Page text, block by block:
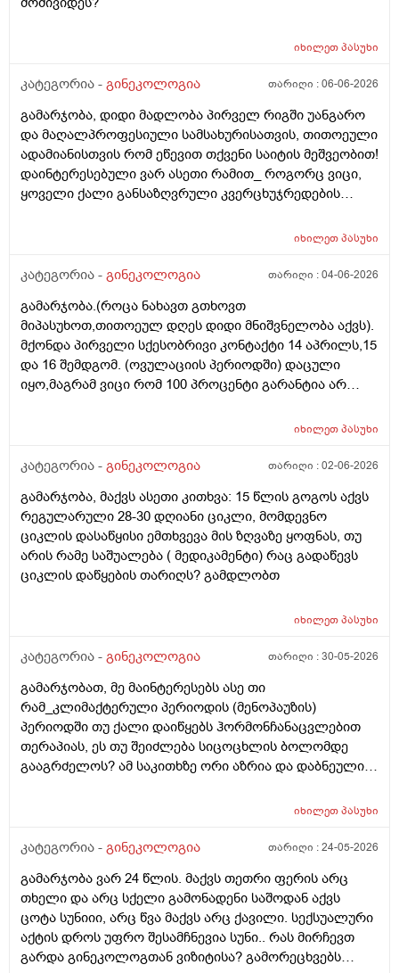
იხილეთპასუხი
კატეგორია - გინეკოლოგია თარიღი :06-06-2026
გამარჯობა, დიდი მადლობა პირველ რიგში უანგარო
და მაღალპროფესიული სამსახურისათვის, თითოეული
ადამიანისთვის რომ ეწევით თქვენი საიტის მეშვეობით!
დაინტერესებული ვარ ასეთი რამით_ როგორც ვიცი,
ყოველი ქალი განსაზღვრული კვერცხუჯრედების
თითოელისთვის, ეს რიცხვი ინდივიდუალურია? რაზეა
(ჩვილობიდან) რომელ პროცესებზე? ქალის
რომ დავუშვათ, ზოგიერთ ქალბატონს მეტი
რაოდენობა აქვთ მათ ორგანიზმში
კვერცხუჯრედებისა, დაბადების პროცესიდან და ზოგს
კი მცირე? მადლობთ!
იხილეთპასუხი
კატეგორია - გინეკოლოგია თარიღი :04-06-2026
გამარჯობა.(როცა ნახავთ გთხოვთ
მიპასუხოთ,თითოეულ დღეს დიდი მნიშვნელობა აქვს).
მქონდა პირველი სქესობრივი კონტაქტი 14 აპრილს,15
და 16 შემდგომ. (ოვულაციის პერიოდში) დაცული
იყო,მაგრამ ვიცი რომ 100 პროცენტი გარანტია არ
ვფოქრობ რადგანაც Implantation bleeding არსებობს და
ჩვეულებრივ 3-4 დღე,მაგრამ ადრე
მალევე ვირუსი შემხვდა,სიცხე,გულისრევის
შეგრძნებაც მქონდა. მალევე გავიკეთე
ტესტი,უარყოფითი იყო. ეგ უცნაური შეგრძნება
რამოდენიმე დღე მქონდა. ახლა მენტრუაციას
ველოდები,მაგრამ არ მომივიდა,შუალედი 28-32 დღე
მოქმედებსო,2 კვირის წინ სხვა ქალაქში გავემგვაზრე
გავიკეთე ისევ უარყოფითია. შემდეგი 1 კვირის
განმავლობაში ვერ ვახერხებ მისვლას ექიმთან. არის
რაიმე შანსი ფეხმძიმობის? აზრი აქვს განმეორებით
ტესტს? მენტრუაცია რეგულარული მქონდა ხოლმე28-
30 დღე შუალედი.
იხილეთპასუხი
კატეგორია - გინეკოლოგია თარიღი :02-06-2026
გამარჯობა, მაქვს ასეთი კითხვა: 15 წლის გოგოს აქვს
რეგულარული 28-30 დღიანი ციკლი, მომდევნო
ციკლის დასაწყისი ემთხვევა მის ზღვაზე ყოფნას, თუ
არის რამე საშუალება ( მედიკამენტი) რაც გადაწევს
ციკლის დაწყების თარიღს? გამდლობთ
იხილეთპასუხი
კატეგორია - გინეკოლოგია თარიღი :30-05-2026
გამარჯობათ, მე მაინტერესებს ასე თი
რამ_კლიმაქტერული პერიოდის (მენოპაუზის)
პერიოდში თუ ქალი დაიწყებს ჰორმონჩანაცვლებით
თერაპიას, ეს თუ შეიძლება სიცოცხლის ბოლომდე
გააგრძელოს? ამ საკითხზე ორი აზრია და დაბნეული
ჰორმონჩანაცვლებითი თერაპია (სიცოცხლის
დაავადებებსა და ალცჰაიმერის რისკს უმცირებს და
სიმსივნურ პროცესებს უწყობს ხელს (საშვილოსნო,
საკვერცხეები და უპირველესად, მკერდი). თუ
შეიძლება, მითხრათ_დიდი მადლობა
გულისხმიერებისთვის!
იხილეთპასუხი
კატეგორია - გინეკოლოგია თარიღი :24-05-2026
გამარჯობა ვარ 24 წლის. მაქვს თეთრი ფერის არც
თხელი და არც სქელი გამონადენი საშოდან აქვს
ცოტა სუნიიი, არც წვა მაქვს არც ქავილი. სექსუალური
აქტის დროს უფრო შესამჩნევია სუნი.. რას მირჩევთ
გარდა გინეკოლოგთან ვიზიტისა? გამორეცხვებს